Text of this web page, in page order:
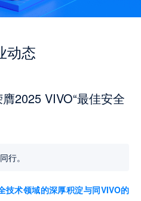
动态
2025 VIVO“最佳安全
行。
技术领域的深厚积淀与同VIVO的